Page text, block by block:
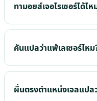
ทามอยส์เจอไรเซอร์ได้ไห
คันแปลว่าแพ้เลเซอร์ไหม
ผื่นตรงตำแหน่งเจลแปล